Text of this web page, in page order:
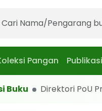
Pangan
Buku Direktori PoU